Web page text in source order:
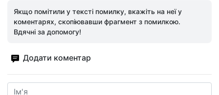
Якщо помітили у тексті помилку, вкажіть на неї у
коментарях, скопіювавши фрагмент з помилкою.
Вдячні за допомогу!
Додати коментар